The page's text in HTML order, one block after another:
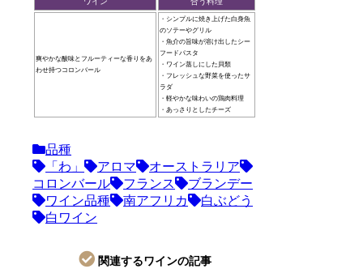
爽やかな酸味とフルーティーな香りをあ
わせ持つコロンバール
・ シンプルに焼き上げた白身魚
のソテーやグリル
・魚介の旨味が溶け出したシー
フードパスタ
・ ワイン蒸しにした貝類
・ フレッシュな野菜を使ったサ
ラダ
・軽やかな味わいの鶏肉料理
・ あっさりとしたチーズ
品種
「わ」
アロマ
オーストラリア
コロンバール
フランス
ブランデー
ワイン品種
南アフリカ
白ぶどう
白ワイン
関連するワインの記事